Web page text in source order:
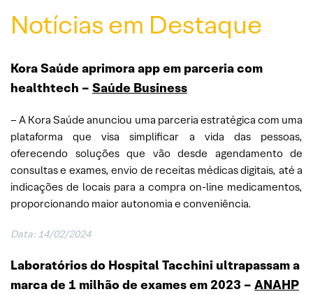
Notícias em Destaque
Kora Saúde aprimora app em parceria com
healthtech – Saúde Business
– A Kora Saúde anunciou uma parceria estratégica com uma
plataforma que visa simplificar a vida das pessoas,
oferecendo soluções que vão desde agendamento de
consultas e exames, envio de receitas médicas digitais, até a
indicações de locais para a compra on-line medicamentos,
proporcionando maior autonomia e conveniência.
Data: 14/02/2024
Laboratórios do Hospital Tacchini ultrapassam a
marca de 1 milhão de exames em 2023 – ANAHP